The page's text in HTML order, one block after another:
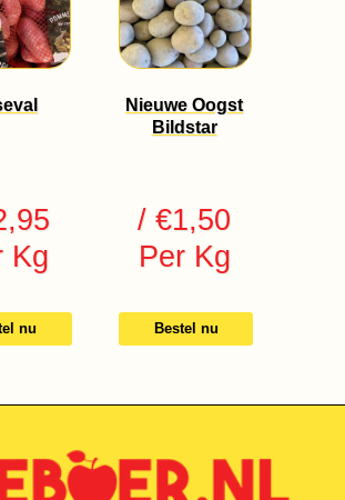
Kg
nu
Nieuwe Oogst
Bildstar
/ €1,50
Per Kg
Bestel nu